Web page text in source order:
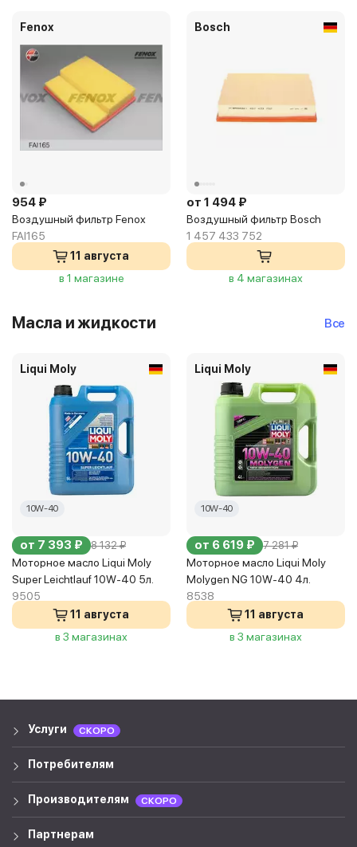
Fenox
954 ₽
Воздушный фильтр Fenox
FAI165
11 августа
в 1 магазине
Bosch
от 1 494 ₽
Воздушный фильтр Bosch
1 457 433 752
в 4 магазинах
Масла и жидкости Все
Liqui Moly
10W-40
от 7 393 ₽ 8 132 ₽
Моторное масло Liqui Moly
Super Leichtlauf 10W-40 5л.
9505
11 августа
в 3 магазинах
Liqui Moly
10W-40
от 6 619 ₽ 7 281 ₽
Моторное масло Liqui Moly
Molygen NG 10W-40 4л.
8538
11 августа
в 3 магазинах
Услуги СКОРО
Потребителям
Производителям СКОРО
Партнерам